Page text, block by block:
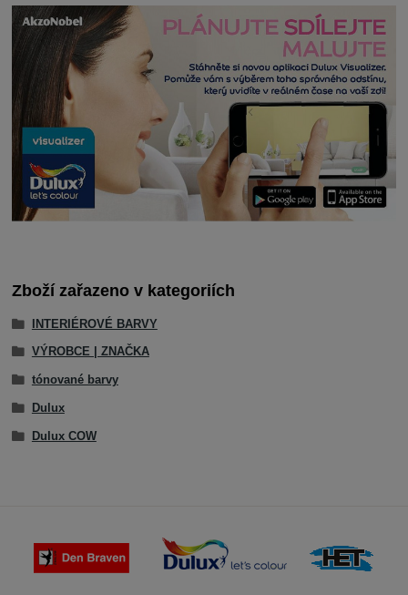
Zboží zařazeno v kategoriích
INTERIÉROVÉ BARVY
VÝROBCE | ZNAČKA
tónované barvy
Dulux
Dulux COW